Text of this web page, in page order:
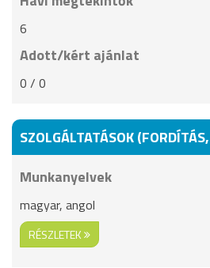
6
Adott/kért ajánlat
0 / 0
SZOLGÁLTATÁSOK
Munkanyelvek
magyar, angol
RÉSZLETEK